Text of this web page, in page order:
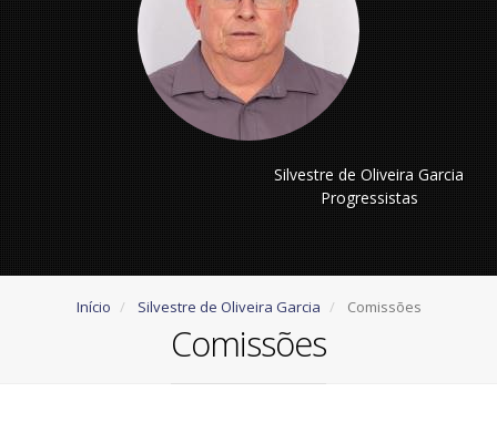
Silvestre de Oliveira Garcia
Progressistas
Início Silvestre de Oliveira Garcia Comissões
Comissões